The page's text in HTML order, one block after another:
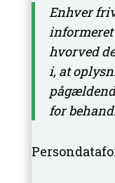
Enhver
hvorved
i, at
for